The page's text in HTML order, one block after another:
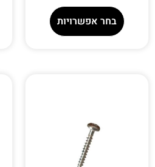
בחר אפשרויות